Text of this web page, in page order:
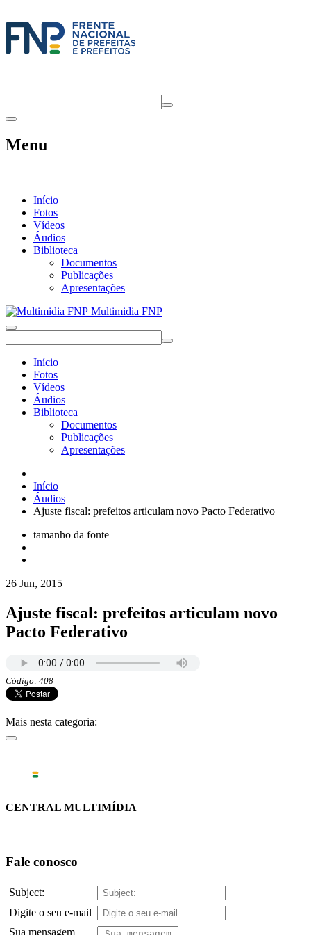
Menu
Início
Fotos
Vídeos
Áudios
Biblioteca
Documentos
Publicações
Apresentações
Multimidia FNP
Início
Fotos
Vídeos
Áudios
Biblioteca
Documentos
Publicações
Apresentações
Início
Áudios
Ajuste fiscal: prefeitos articulam novo Pacto Federativo
tamanho da fonte
26 Jun, 2015
Ajuste fiscal: prefeitos articulam novo
Pacto Federativo
Código: 408
Mais nesta categoria:
CENTRAL MULTIMÍDIA
Fale conosco
Subject:
Digite o seu e-mail
Sua mensagem